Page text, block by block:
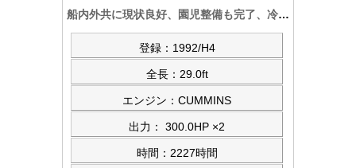
船内外共に現状良好、園児整備も完了、冷蔵庫等の装備品類を交換、良好です。
登録：1992/H4
全長：29.0ft
エンジン：CUMMINS
出力： 300.0HP ×2
時間：2227時間